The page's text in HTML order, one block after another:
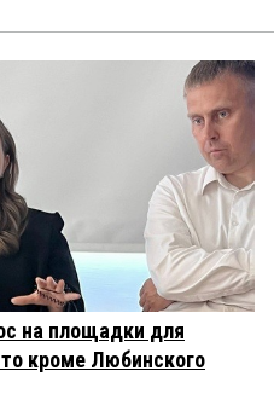
на площадки для
кроме Любинского